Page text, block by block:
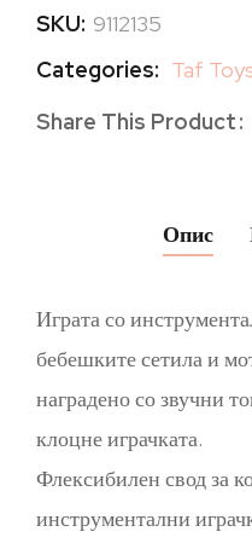
SKU: 9112135
Categories: Taf
Share This Product
Опис
Играта со
бебешките сетила и
наградено со звучни
клоцне играчката.
Флексибилен свод за
инструментални